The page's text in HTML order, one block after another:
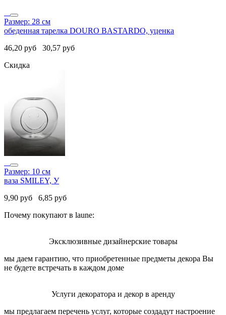
Размер: 28 см
обеденная тарелка DOURO BASTARDO, уценка
46,20 руб 30,57 руб
Скидка
Размер: 10 см
ваза SMILEY, У
9,90 руб 6,85 руб
Почему покупают в laune:
Эксклюзивные дизайнерские товары
мы даем гарантию, что приобретенные предметы декора Вы
не будете встречать в каждом доме
Услуги декоратора и декор в аренду
мы предлагаем перечень услуг, которые создадут настроение